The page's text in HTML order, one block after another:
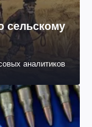
сельскому
аналитиков